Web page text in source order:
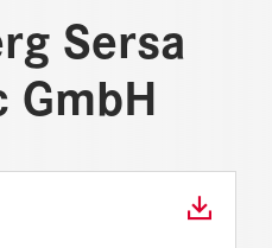
Sersa
GmbH